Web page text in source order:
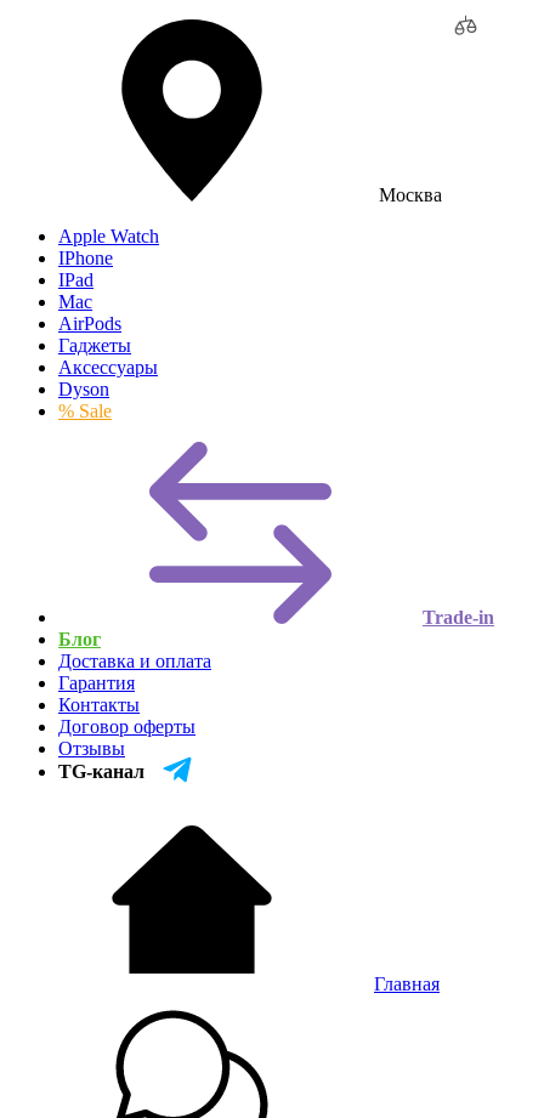
Москва
Apple Watch
IPhone
IPad
Mac
AirPods
Гаджеты
Аксессуары
Dyson
% Sale
Trade-in
Блог
Доставка и оплата
Гарантия
Контакты
Договор оферты
Отзывы
TG-канал
Главная